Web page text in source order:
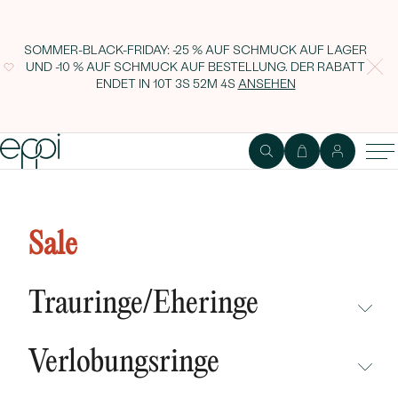
SOMMER-BLACK-FRIDAY: -25 % AUF SCHMUCK AUF LAGER
UND -10 % AUF SCHMUCK AUF BESTELLUNG. DER RABATT
ENDET IN 10T 3S 52M 3S ANSEHEN
Sale
Trauringe/Eheringe
NEUHEITEN
Verlobungsringe
Zirkonia Ravil